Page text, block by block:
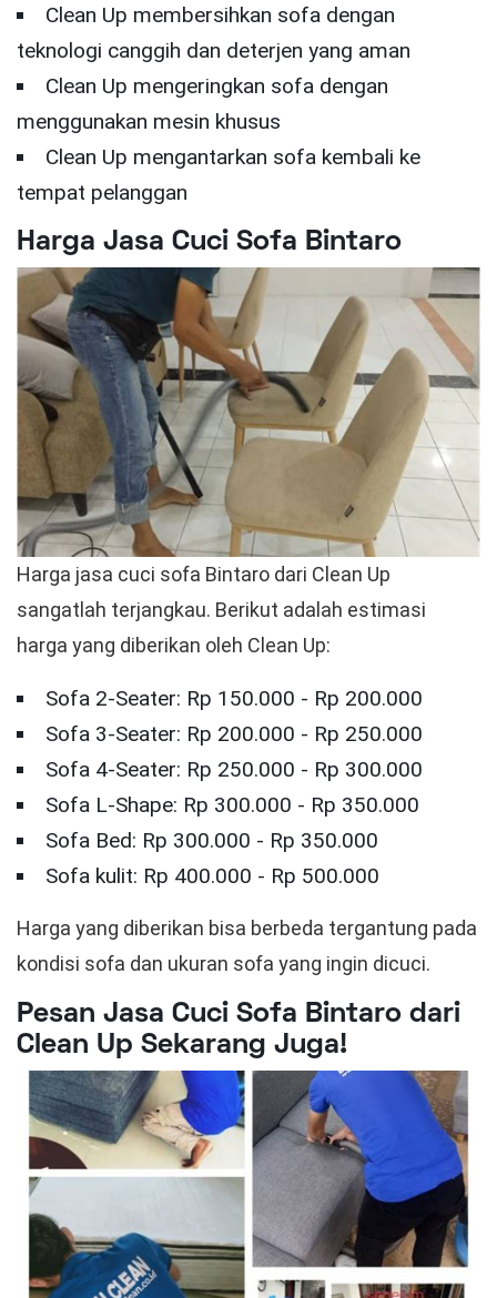
Clean Up membersihkan sofa dengan
teknologi canggih dan deterjen yang aman
Clean Up mengeringkan sofa dengan
menggunakan mesin khusus
Clean Up mengantarkan sofa kembali ke
tempat pelanggan
Harga Jasa Cuci Sofa Bintaro
Harga jasa cuci sofa Bintaro dari Clean Up
sangatlah terjangkau. Berikut adalah estimasi
harga yang diberikan oleh Clean Up:
Sofa 2-Seater: Rp 150.000 - Rp 200.000
Sofa 3-Seater: Rp 200.000 - Rp 250.000
Sofa 4-Seater: Rp 250.000 - Rp 300.000
Sofa L-Shape: Rp 300.000 - Rp 350.000
Sofa Bed: Rp 300.000 - Rp 350.000
Sofa kulit: Rp 400.000 - Rp 500.000
Harga yang diberikan bisa berbeda tergantung pada
kondisi sofa dan ukuran sofa yang ingin dicuci.
Pesan Jasa Cuci Sofa Bintaro dari
Clean Up Sekarang Juga!